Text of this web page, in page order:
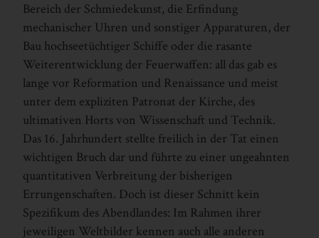
Bereich der Schmiedekunst, die Erfindung
mechanischer Uhren und sonstiger Apparaturen, der
Bau hochseetüchtiger Schiffe oder die rasante
Weiterentwicklung der Feuerwaffen: all das gab es
lange vor Reformation und Renaissance und meist
unter dem expliziten Patronat der Kirche, des
ultimativen Horts von Wissenschaft und Technik.
Das 16. Jahrhundert stellte freilich in der Tat einen
wichtigen Bruch dar und führte zu einer ungeahnten
quantitativen Verbreitung der bisherigen
Errungenschaften. Doch ist dieser Schnitt kein
Spezifikum des Abendlandes: Im Rahmen ihrer
jeweiligen Weltbilder kennen auch alle anderen